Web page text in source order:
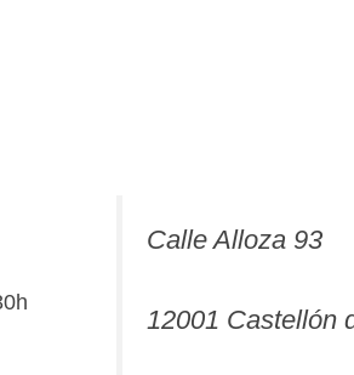
Calle Alloza 93
12001 Castellón